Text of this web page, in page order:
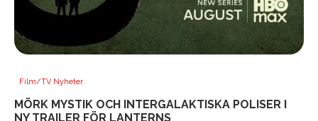
Film/TV Nyheter
MÖRK MYSTIK OCH INTERGALAKTISKA POLISER I
NY TRAILER FÖR LANTERNS